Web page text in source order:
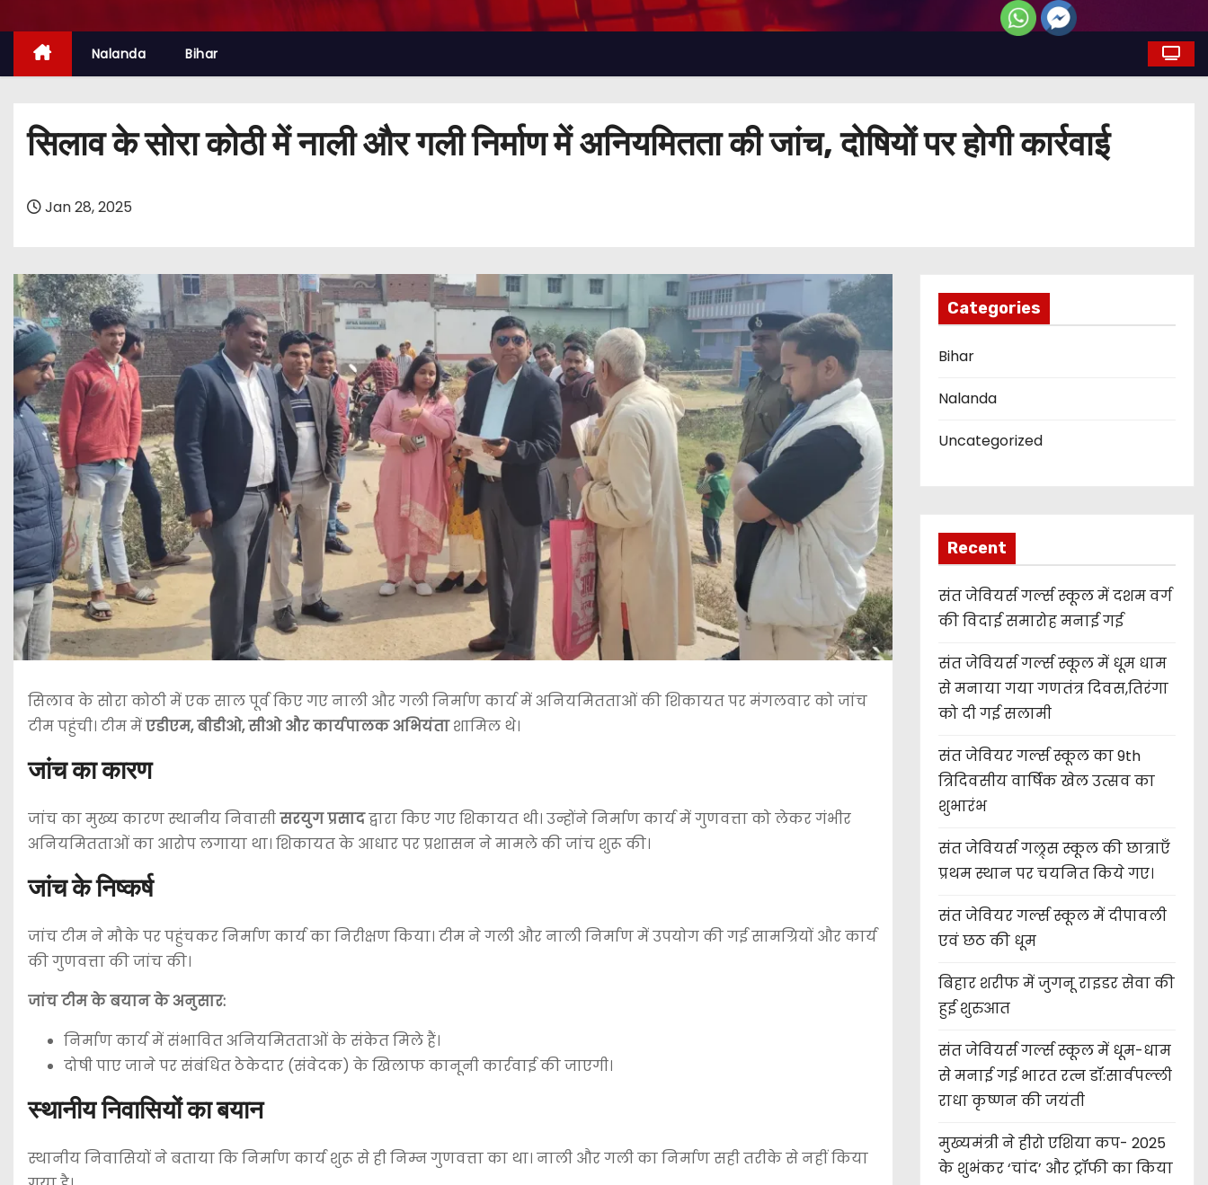
Nalanda Bihar
सिलाव के सोरा कोठी में नाली और गली निर्माण में अनियमितता की जांच, दोषियों पर होगी कार्रवाई
Jan 28, 2025
सिलाव के सोरा कोठी में एक साल पूर्व किए गए नाली और गली निर्माण कार्य में अनियमितताओं की शिकायत पर मंगलवार को जांच
टीम पहुंची। टीम मेंएडीएम, बीडीओ, सीओ और कार्यपालक अभियंताशामिल थे।
जांच का कारण
जांच का मुख्य कारण स्थानीय निवासीसरयुग प्रसादद्वारा किए गए शिकायत थी। उन्होंने निर्माण कार्य में गुणवत्ता को लेकर गंभीर
अनियमितताओं का आरोप लगाया था। शिकायत के आधार पर प्रशासन ने मामले की जांच शुरू की।
जांच के निष्कर्ष
जांच टीम ने मौके पर पहुंचकर निर्माण कार्य का निरीक्षण किया। टीम ने गली और नाली निर्माण में उपयोग की गई सामग्रियों और कार्य
की गुणवत्ता की जांच की।
जांच टीम के बयान के अनुसार:
निर्माण कार्य में संभावित अनियमितताओं के संकेत मिले हैं।
दोषी पाए जाने पर संबंधित ठेकेदार (संवेदक) के खिलाफ कानूनी कार्रवाई की जाएगी।
स्थानीय निवासियों का बयान
स्थानीय निवासियों ने बताया कि निर्माण कार्य शुरू से ही निम्न गुणवत्ता का था। नाली और गली का निर्माण सही तरीके से नहीं किया
Categories
Bihar
Nalanda
Uncategorized
Recent
संत जेवियर्स गर्ल्स स्कूल में दशम वर्ग
की विदाई समारोह मनाई गई
संत जेवियर्स गर्ल्स स्कूल में धूम धाम
से मनाया गया गणतंत्र दिवस,तिरंगा
को दी गई सलामी
संत जेवियर गर्ल्स स्कूल का 9th
त्रिदिवसीय वार्षिक खेल उत्सव का
शुभारंभ
संत जेवियर्स गल्र्स स्कूल की छात्र‌ाएँ
प्रथम स्थान पर चयनित किये गए।
संत जेवियर गर्ल्स स्कूल में दीपावली
एवं छठ की धूम
बिहार शरीफ में जुगनू राइडर सेवा की
हुई शुरुआत
संत जेवियर्स गर्ल्स स्कूल में धूम-धाम
से मनाई गई भारत रत्न डॉ:सार्वपल्ली
राधा कृष्णन की जयंती
मुख्यमंत्री ने हीरो एशिया कप- 2025
के शुभंकर ‘चांद’ और ट्रॉफी का किया